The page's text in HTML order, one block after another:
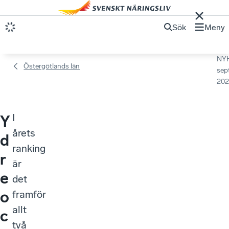
Sök Meny
Östergötlands län
Y
d
r
e
o
c
I
årets
ranking
är
det
framför
allt
två